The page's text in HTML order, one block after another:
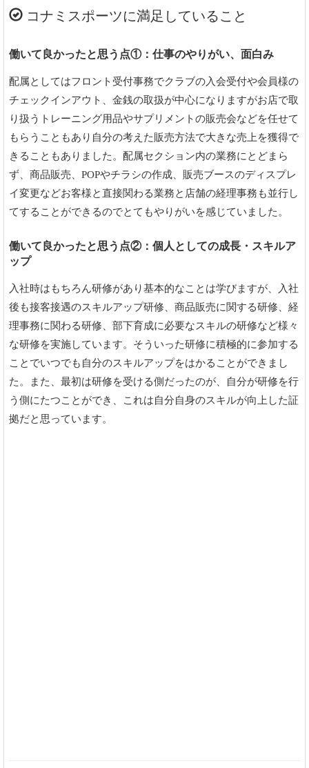
コナミスポーツに満足していること
働いて良かったと思う点①：仕事のやりがい、面白み
配属としてはフロント受付事務でクラブの入会受付や会員様の
チェックインアウト、金銭の取扱が中心になりますがお店で取
り扱うトレーニング用品やサプリメントの販売会などを任せて
もらうこともあり自分の考えた販売方法で大きな売上を獲得で
きることもありました。配属セクション内の業務にとどまら
ず、商品販売、POPやチラシの作成、販売ブースのディスプレ
イ変更などお客様と直接関わる業務と店舗の経理事務も並行し
てすることができるのでとてもやりがいを感じていました。
働いて良かったと思う点②：個人としての成長・スキルア
ップ
入社時はもちろん研修があり基本的なことは学びますが、入社
後も接客接遇のスキルアップ研修、商品販売に関する研修、経
理事務に関わる研修、部下育成に必要なスキルの研修など様々
な研修を実施しています。そういった研修に積極的に参加する
ことでいつでも自分のスキルアップをはかることができまし
た。また、最初は研修を受ける側だったのが、自分が研修を行
う側にたつことができ、これは自分自身のスキルが向上した証
拠だと思っています。